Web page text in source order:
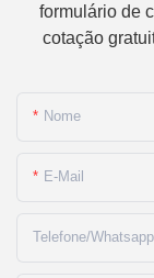
formulário de
cotação
Nome
E-Mail
Telefone/whatsapp